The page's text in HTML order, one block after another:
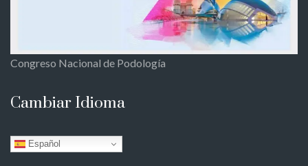
Congreso Nacional de Podología
Cambiar Idioma
Español